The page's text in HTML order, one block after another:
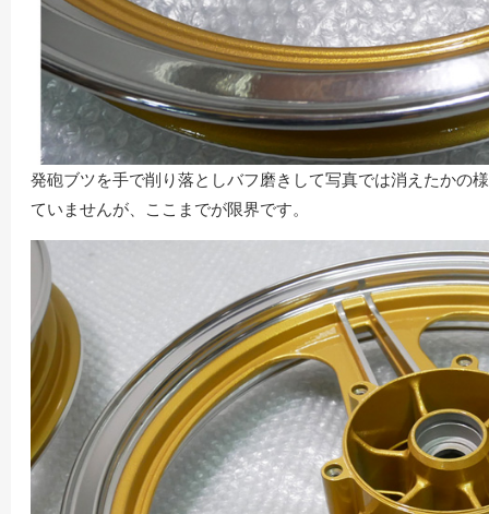
発砲ブツを手で削り落としバフ磨きして写真では消えたかの
ていませんが、ここまでが限界です。